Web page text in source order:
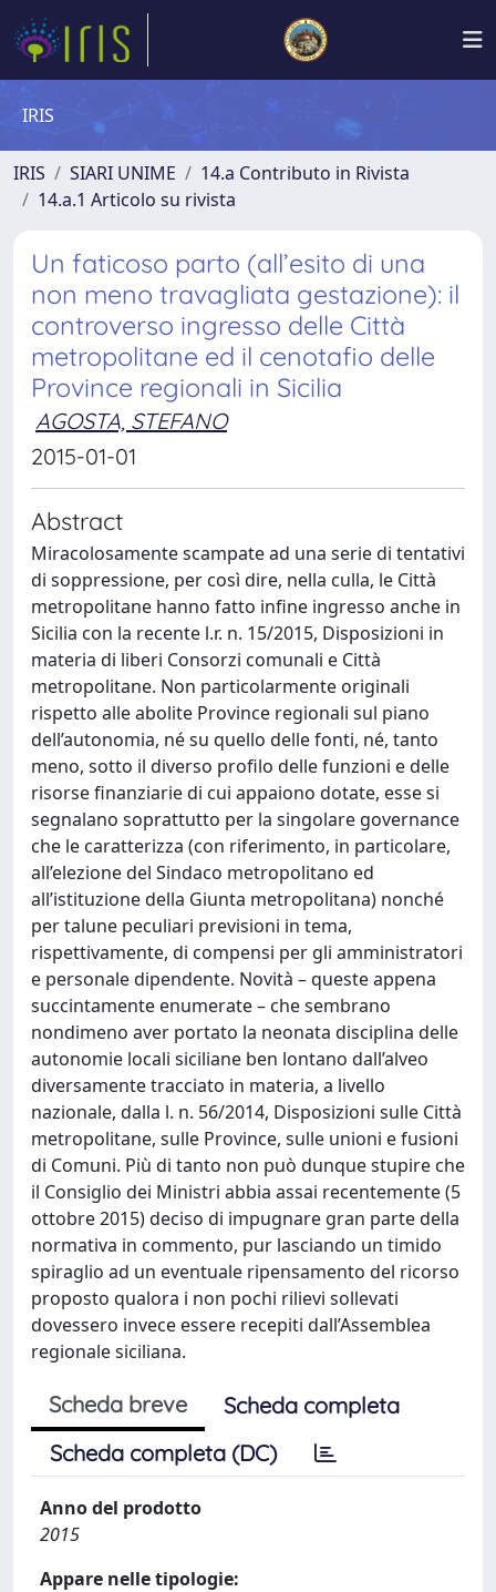
IRIS
IRIS SIARI UNIME
14.a Contributo in Rivista
14.a.1 Articolo su rivista
Un faticoso parto (all’esito di una
non meno travagliata gestazione): il
controverso ingresso delle Città
metropolitane ed il cenotafio delle
Province regionali in Sicilia
AGOSTA, STEFANO
2015-01-01
Abstract
Miracolosamente scampate ad una serie di tentativi
di soppressione, per così dire, nella culla, le Città
metropolitane hanno fatto infine ingresso anche in
Sicilia con la recente l.r. n. 15/2015, Disposizioni in
materia di liberi Consorzi comunali e Città
metropolitane. Non particolarmente originali
rispetto alle abolite Province regionali sul piano
dell’autonomia, né su quello delle fonti, né, tanto
meno, sotto il diverso profilo delle funzioni e delle
risorse finanziarie di cui appaiono dotate, esse si
segnalano soprattutto per la singolare governance
che le caratterizza (con riferimento, in particolare,
all’elezione del Sindaco metropolitano ed
all’istituzione della Giunta metropolitana) nonché
per talune peculiari previsioni in tema,
rispettivamente, di compensi per gli amministratori
e personale dipendente. Novità – queste appena
succintamente enumerate – che sembrano
nondimeno aver portato la neonata disciplina delle
autonomie locali siciliane ben lontano dall’alveo
diversamente tracciato in materia, a livello
nazionale, dalla l. n. 56/2014, Disposizioni sulle Città
metropolitane, sulle Province, sulle unioni e fusioni
di Comuni. Più di tanto non può dunque stupire che
il Consiglio dei Ministri abbia assai recentemente (5
ottobre 2015) deciso di impugnare gran parte della
normativa in commento, pur lasciando un timido
spiraglio ad un eventuale ripensamento del ricorso
proposto qualora i non pochi rilievi sollevati
dovessero invece essere recepiti dall’Assemblea
regionale siciliana.
Scheda breve
Scheda completa
Scheda completa (DC)
Anno del prodotto
2015
Appare nelle tipologie: